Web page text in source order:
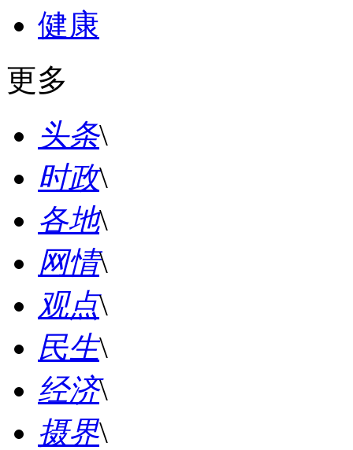
健康
更多
头条\
时政\
各地\
网情\
观点\
民生\
经济\
摄界\